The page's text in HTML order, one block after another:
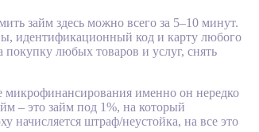
займ здесь можно всего за 5–10 минут.
идентификационный код и карту любого
покупку любых товаров и услуг, снять
микрофинансирования именно он нередко
– это займ под 1%, на который
начисляется штраф/неустойка, на все это